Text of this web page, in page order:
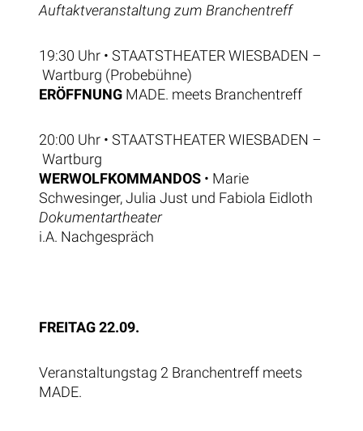
Auftaktveranstaltung zum Branchentreff
19:30 Uhr • STAATSTHEATER WIESBADEN –
Wartburg (Probebühne)
ERÖFFNUNG MADE. meets Branchentreff
20:00 Uhr • STAATSTHEATER WIESBADEN –
Wartburg
WERWOLFKOMMANDOS • Marie
Schwesinger, Julia Just und Fabiola Eidloth
Dokumentartheater
i.A. Nachgespräch
FREITAG 22.09.
Veranstaltungstag 2 Branchentreff meets
MADE.